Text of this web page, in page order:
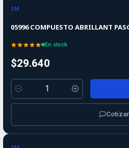
3M
05996 COMPUESTO ABRILLANT
En stock
$29.640
Cantidad
Cotizar
-10%